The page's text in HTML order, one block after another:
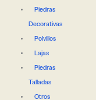
Piedras
Decorativas
Polvillos
Lajas
Piedras
Talladas
Otros